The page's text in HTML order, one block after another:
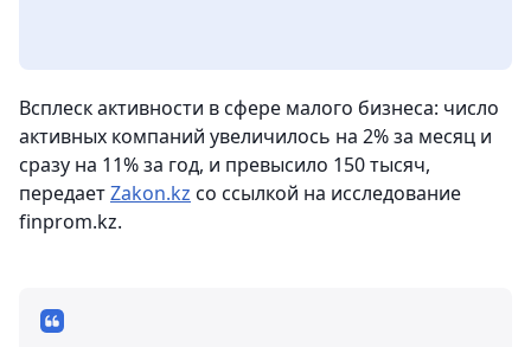
Всплеск активности в сфере малого бизнеса: число
активных компаний увеличилось на 2% за месяц и
сразу на 11% за год, и превысило 150 тысяч,
передаетZakon.kz со ссылкой на исследование
finprom.kz.